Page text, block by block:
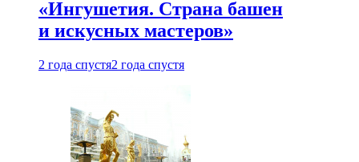
«Ингушетия. Страна башен
и искусных мастеров»
2 года спустя2 года спустя